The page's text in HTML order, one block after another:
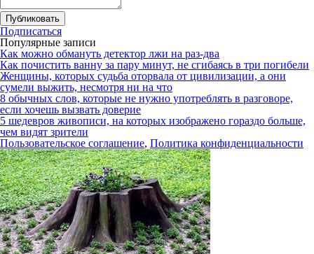
Публиковать
Подписаться
Популярные записи
Как можно обмануть детектор лжи на раз-два
Как почистить ванну за пару минут, не сгибаясь в три погибели
Женщины, которых судьба оторвала от цивилизации, а они
сумели выжить, несмотря ни на что
8 обычных слов, которые не нужно употреблять в разговоре,
если хочешь вызвать доверие
5 шедевров живописи, на которых изображено гораздо больше,
чем видят зрители
Пользовательское соглашение, Политика конфиденциальности